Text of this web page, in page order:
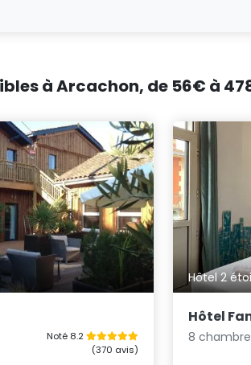
à Arcachon, de 56€ à
Noté 8.2
(370 avis)
Hôtel 2
Hôtel
8